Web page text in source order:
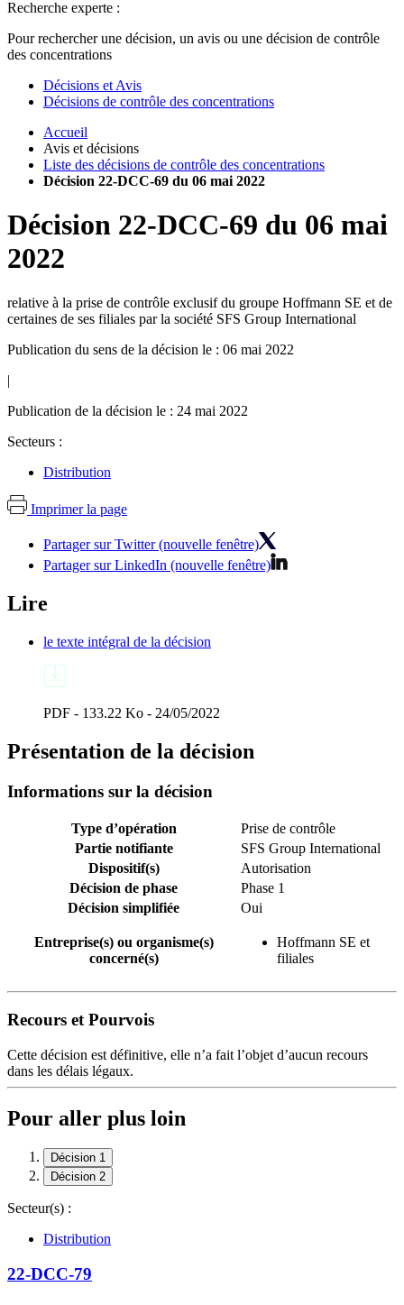
Recherche experte :
Pour rechercher une décision, un avis ou une décision de contrôle
des concentrations
Décisions et Avis
Décisions de contrôle des concentrations
Accueil
Avis et décisions
Liste des décisions de contrôle des concentrations
Décision 22-DCC-69 du 06 mai 2022
Décision 22-DCC-69 du 06 mai
2022
relative à la prise de contrôle exclusif du groupe Hoffmann SE et de
certaines de ses filiales par la société SFS Group International
Publication du sens de la décision le : 06 mai 2022
|
Publication de la décision le : 24 mai 2022
Secteurs :
Distribution
Imprimer la page
Partager sur Twitter (nouvelle fenêtre)
Partager sur LinkedIn (nouvelle fenêtre)
Lire
le texte intégral de la décision
PDF - 133.22 Ko - 24/05/2022
Présentation de la décision
Informations sur la décision
Type d’opération
Prise de contrôle
Partie notifiante
SFS Group International
Dispositif(s)
Autorisation
Décision de phase
Phase 1
Décision simplifiée
Oui
Entreprise(s) ou organisme(s)
concerné(s)
Hoffmann SE et
filiales
Recours et Pourvois
Cette décision est définitive, elle n’a fait l’objet d’aucun recours
dans les délais légaux.
Pour aller plus loin
Décision 1
Décision 2
Secteur(s) :
Distribution
22-DCC-79